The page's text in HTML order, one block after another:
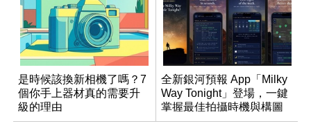
是時候該換新相機了嗎？7
個你手上器材真的需要升
級的理由
全新銀河預報 App「Milky
Way Tonight」登場，一鍵
掌握最佳拍攝時機與構圖